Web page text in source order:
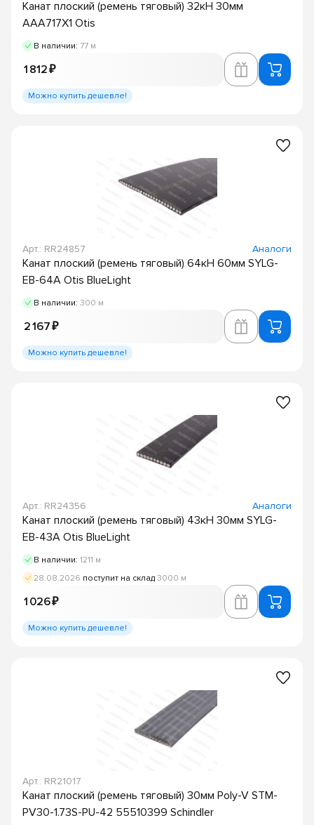
Канат плоский (ремень тяговый) 32кН 30мм
AAA717X1 Otis
В наличии: 77 м
1 812 ₽
Можно купить дешевле!
Арт.: RR24857 Аналоги
Канат плоский (ремень тяговый) 64кН 60мм SYLG-
EB-64A Otis BlueLight
В наличии: 300 м
2 167 ₽
Можно купить дешевле!
Арт.: RR24356 Аналоги
Канат плоский (ремень тяговый) 43кН 30мм SYLG-
EB-43A Otis BlueLight
В наличии: 1211 м
28.08.2026 поступит на склад 3000 м
1 026 ₽
Можно купить дешевле!
Арт.: RR21017
Канат плоский (ремень тяговый) 30мм Poly-V STM-
PV30-1.73S-PU-42 55510399 Schindler